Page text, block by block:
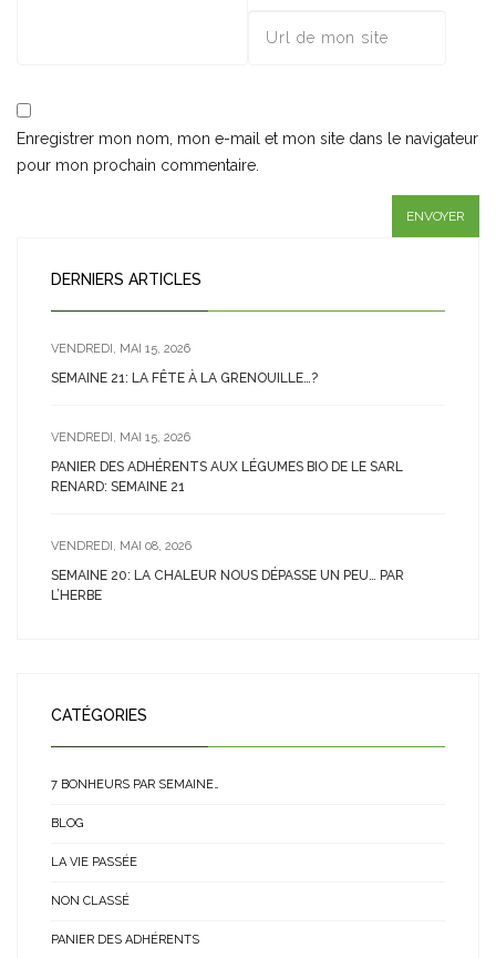
Enregistrer mon nom, mon e-mail et mon site dans le navigateur
pour mon prochain commentaire.
DERNIERS ARTICLES
VENDREDI, MAI 15, 2026
SEMAINE 21: LA FÊTE À LA GRENOUILLE…?
VENDREDI, MAI 15, 2026
PANIER DES ADHÉRENTS AUX LÉGUMES BIO DE LE SARL
RENARD: SEMAINE 21
VENDREDI, MAI 08, 2026
SEMAINE 20: LA CHALEUR NOUS DÉPASSE UN PEU… PAR
L’HERBE
CATÉGORIES
7 BONHEURS PAR SEMAINE…
BLOG
LA VIE PASSÉE
NON CLASSÉ
PANIER DES ADHÉRENTS